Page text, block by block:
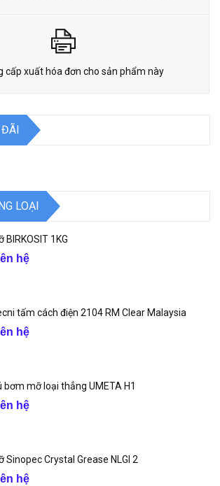
cấp xuất hóa đơn cho sản phẩm này
ĐÃI
LOẠI
BIRKOSIT 1KG
hệ
tấm cách điện 2104 RM Clear Malaysia
hệ
bơm mỡ loại thẳng UMETA H1
hệ
Sinopec Crystal Grease NLGI 2
hệ